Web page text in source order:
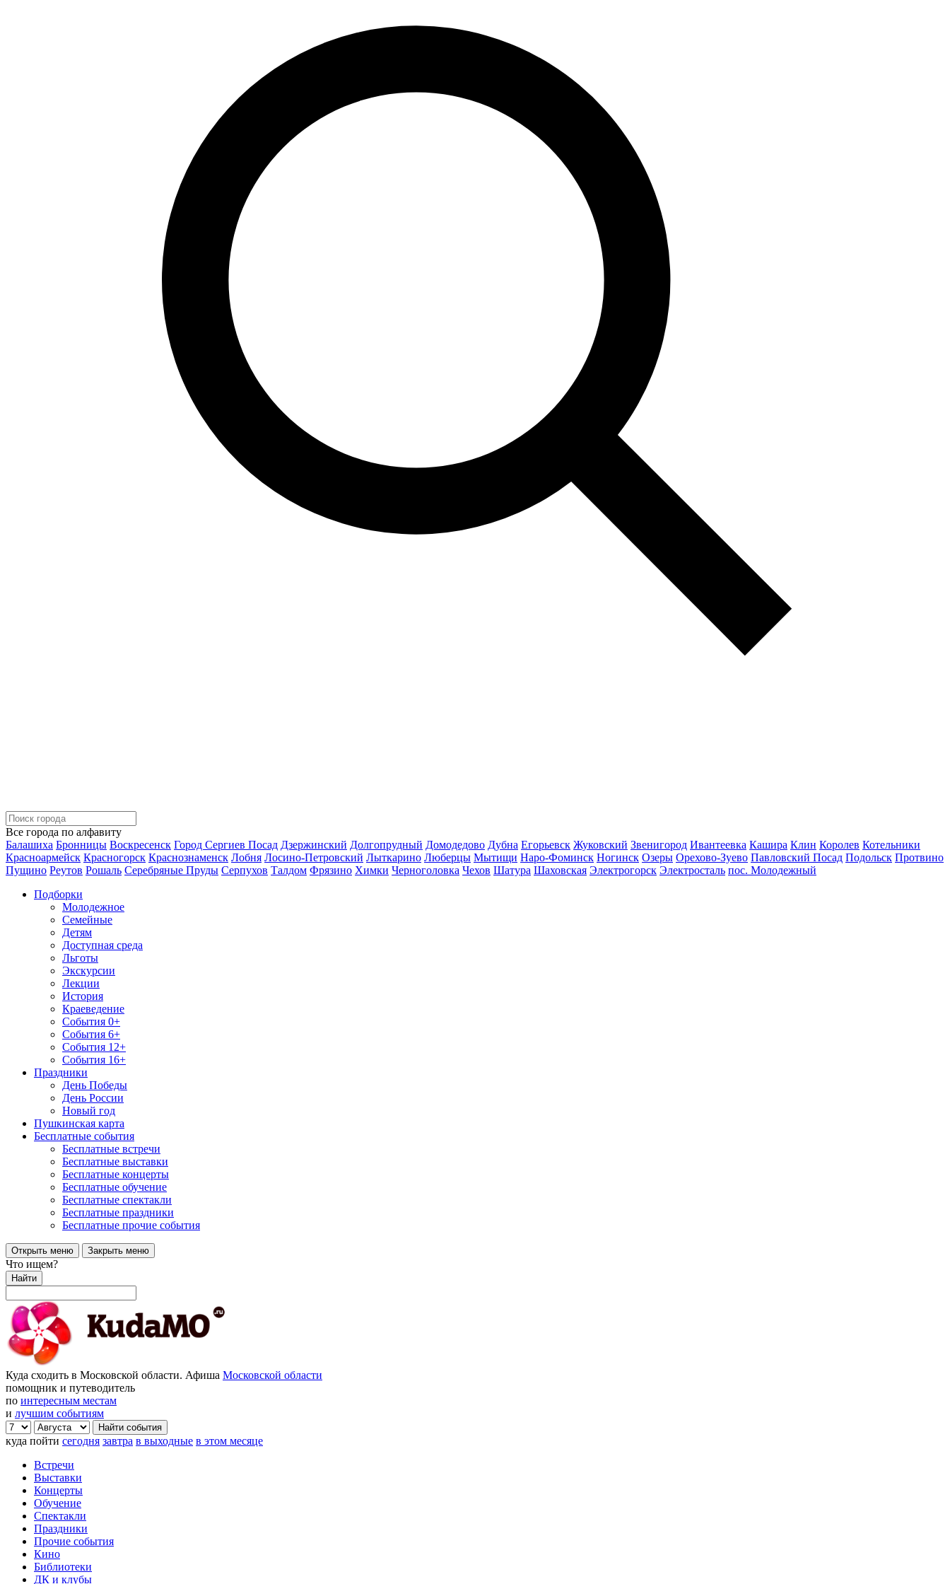
Все города по алфавиту
Балашиха Бронницы Воскресенск Город Сергиев Посад Дзержинский Долгопрудный Домодедово Дубна Егорьевск Жуковский Звенигород Ивантеевка Кашира Клин Королев Котельники
Красноармейск Красногорск Краснознаменск Лобня Лосино-Петровский Лыткарино Люберцы Мытищи Наро-Фоминск Ногинск Озеры Орехово-Зуево Павловский Посад Подольск Протвино
Пущино Реутов Рошаль Серебряные Пруды Серпухов Талдом Фрязино Химки Черноголовка Чехов Шатура Шаховская Электрогорск Электросталь пос. Молодежный
Подборки
Молодежное
Семейные
Детям
Доступная среда
Льготы
Экскурсии
Лекции
История
Краеведение
События 0+
События 6+
События 12+
События 16+
Праздники
День Победы
День России
Новый год
Пушкинская карта
Бесплатные события
Бесплатные встречи
Бесплатные выставки
Бесплатные концерты
Бесплатные обучение
Бесплатные спектакли
Бесплатные праздники
Бесплатные прочие события
Открыть меню Закрыть меню
Что ищем?
Найти
Куда сходить в Московской области. Афиша Московской области
помощник и путеводитель
по интересным местам
и лучшим событиям
куда пойти сегодня завтра в выходные в этом месяце
Встречи
Выставки
Концерты
Обучение
Спектакли
Праздники
Прочие события
Кино
Библиотеки
ДК и клубы